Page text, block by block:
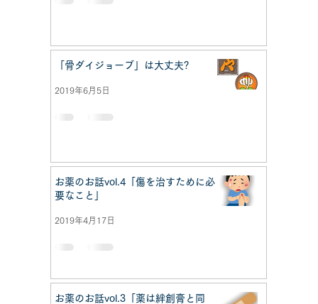
「骨ダイジョーブ」は大丈夫?
2019年6月5日
お薬のお話vol.4「傷を治すために必
要なこと」
2019年4月17日
お薬のお話vol.3「薬は絆創膏と同